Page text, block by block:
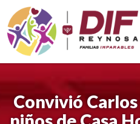
al
Convivió